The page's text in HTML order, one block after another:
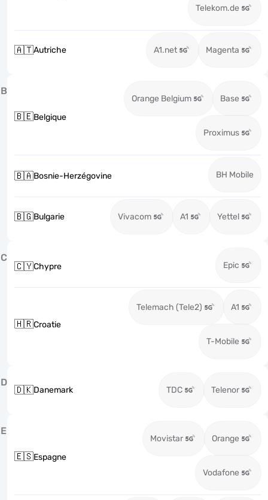
Telekom.de
🇦🇹Autriche A1.net Magenta
B
🇧🇪Belgique
Orange Belgium Base
Proximus
🇧🇦Bosnie-Herzégovine BH Mobile
🇧🇬Bulgarie Vivacom A1 Yettel
C
🇨🇾Chypre Epic
🇭🇷Croatie
Telemach (Tele2) A1
T-Mobile
D
🇩🇰Danemark TDC Telenor
E
🇪🇸Espagne
Movistar Orange
Vodafone